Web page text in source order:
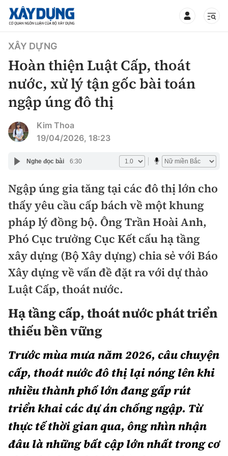
TIN BỘ XÂY DỰNG
CHUYÊN MỤC
Mới nhất
Thời sự
Chính trị
Xã hội
Chuyện dọc đường
Cải chính
Xây dựng
Chỉ đạo điều hành
Quy hoạch kiến trúc
Vật liệu xây dựng
Giám định chất lượng
Quản lý đô thị
Giao thông
Quản lý
Đường bộ
Hàng không
Đường sắt
Đăng kiểm
Đường sắt tốc độ cao
Đường thủy
Hàng hải
Đường sắt đô thị
Kinh tế
Thị trường
Chứng khoán
Bảo hiểm
Doanh nghiệp
Pháp luật
Thanh tra
An ninh hình sự
Điều tra
Pháp đình
Hỏi - Đáp
An toàn giao thông
Giao thông 24h
ATGT địa phương
Văn hóa giao thông
Lái xe an toàn
Chung tay vì ATGT
Giáo dục
Y tế
Đời sống
Lao động - Công đoàn
Văn hóa - Giải Trí
Văn hóa
Showbiz
Điện ảnh
Thể thao
Bóng đá
Bình luận
Công nghệ
XÂY DỰNG
Hoàn thiện Luật Cấp, thoát
nước, xử lý tận gốc bài toán
ngập úng đô thị
Kim Thoa
19/04/2026, 18:23
Nghe đọc bài 6:30
Ngập úng gia tăng tại các đô thị lớn cho
thấy yêu cầu cấp bách về một khung
pháp lý đồng bộ. Ông Trần Hoài Anh,
Phó Cục trưởng Cục Kết cấu hạ tầng
xây dựng (Bộ Xây dựng) chia sẻ với Báo
Xây dựng về vấn đề đặt ra với dự thảo
Luật Cấp, thoát nước.
Hạ tầng cấp, thoát nước phát triển
thiếu bền vững
Trước mùa mưa năm 2026, câu chuyện
cấp, thoát nước đô thị lại nóng lên khi
nhiều thành phố lớn đang gấp rút
triển khai các dự án chống ngập. Từ
thực tế thời gian qua, ông nhìn nhận
đâu là những bất cập lớn nhất trong cơ